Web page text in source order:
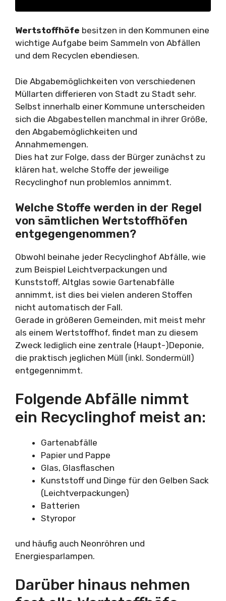
Wertstoffhöfe besitzen in den Kommunen eine
wichtige Aufgabe beim Sammeln von Abfällen
und dem Recyclen ebendiesen.
Die Abgabemöglichkeiten von verschiedenen
Müllarten differieren von Stadt zu Stadt sehr.
Selbst innerhalb einer Kommune unterscheiden
sich die Abgabestellen manchmal in ihrer Größe,
den Abgabemöglichkeiten und
Annahmemengen.
Dies hat zur Folge, dass der Bürger zunächst zu
klären hat, welche Stoffe der jeweilige
Recyclinghof nun problemlos annimmt.
Welche Stoffe werden in der Regel
von sämtlichen Wertstoffhöfen
entgegengenommen?
Obwohl beinahe jeder Recyclinghof Abfälle, wie
zum Beispiel Leichtverpackungen und
Kunststoff, Altglas sowie Gartenabfälle
annimmt, ist dies bei vielen anderen Stoffen
nicht automatisch der Fall.
Gerade in größeren Gemeinden, mit meist mehr
als einem Wertstoffhof, findet man zu diesem
Zweck lediglich eine zentrale (Haupt-)Deponie,
die praktisch jeglichen Müll (inkl. Sondermüll)
entgegennimmt.
Folgende Abfälle nimmt
ein Recyclinghof meist an:
Gartenabfälle
Papier und Pappe
Glas, Glasflaschen
Kunststoff und Dinge für den Gelben Sack
(Leichtverpackungen)
Batterien
Styropor
und häufig auch Neonröhren und
Energiesparlampen.
Darüber hinaus nehmen